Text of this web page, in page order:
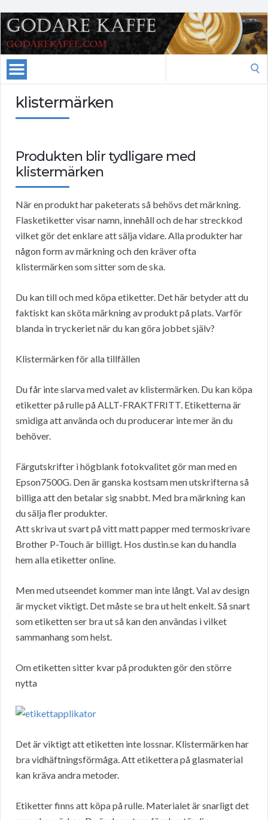
klistermärken
Produkten blir tydligare med
klistermärken
När en produkt har paketerats så behövs det märkning.
Flasketiketter visar namn, innehåll och de har streckkod
vilket gör det enklare att sälja vidare. Alla produkter har
någon form av märkning och den kräver ofta
klistermärken som sitter som de ska.
Du kan till och med köpa etiketter. Det här betyder att du
faktiskt kan sköta märkning av produkt på plats. Varför
blanda in tryckeriet när du kan göra jobbet själv?
Klistermärken för alla tillfällen
Du får inte slarva med valet av klistermärken. Du kan köpa
etiketter på rulle på ALLT-FRAKTFRITT. Etiketterna är
smidiga att använda och du producerar inte mer än du
behöver.
Färgutskrifter i högblank fotokvalitet gör man med en
Epson7500G. Den är ganska kostsam men utskrifterna så
billiga att den betalar sig snabbt. Med bra märkning kan
du sälja fler produkter.
Att skriva ut svart på vitt matt papper med termoskrivare
Brother P-Touch är billigt. Hos dustin.se kan du handla
hem alla etiketter online.
Men med utseendet kommer man inte långt. Val av design
är mycket viktigt. Det måste se bra ut helt enkelt. Så snart
som etiketten ser bra ut så kan den användas i vilket
sammanhang som helst.
Om etiketten sitter kvar på produkten gör den större
nytta
Det är viktigt att etiketten inte lossnar. Klistermärken har
bra vidhäftningsförmåga. Att etikettera på glasmaterial
kan kräva andra metoder.
Etiketter finns att köpa på rulle. Materialet är snarligt det